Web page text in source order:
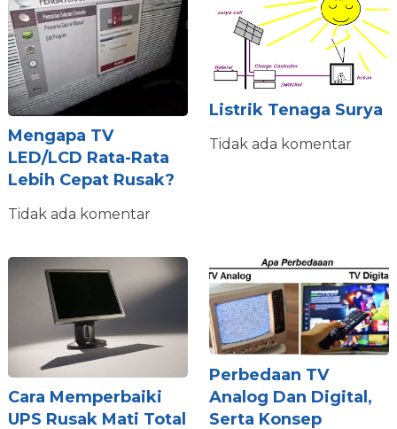
Mengapa TV
LED/LCD Rata-Rata
Lebih Cepat Rusak?
Tidak ada komentar
Listrik Tenaga Surya
Tidak ada komentar
Cara Memperbaiki
UPS Rusak Mati Total
Perbedaan TV
Analog Dan Digital,
Serta Konsep